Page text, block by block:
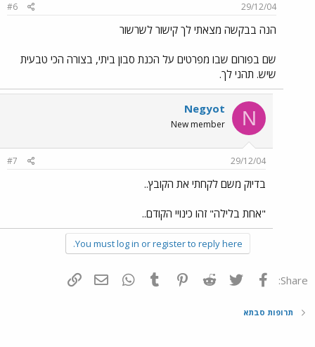
29/12/04
#6
הנה בבקשה מצאתי לך קישור לשרשור
שם בפורום שבו מפרטים על הכנת סבון ביתי, בצורה הכי טבעית
שיש. תהני לך.
N
Negyot
New member
29/12/04
#7
בדיוק משם לקחתי את הקובץ..
"אחת בלילה" זהו כינויי הקודם..
You must log in or register to reply here.
Share: פייסבוק Twitter
Reddit
Pinterest
Tumblr
WhatsAppדואר אלקטרוני
תרופות סבתא